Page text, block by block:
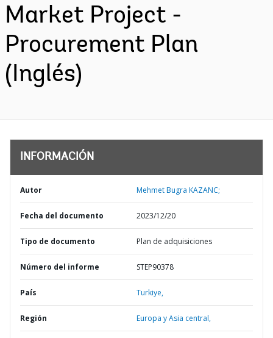
Market Project -
Procurement Plan
(Inglés)
INFORMACIÓN
Autor Mehmet Bugra KAZANC;
Fecha del documento 2023/12/20
Tipo de documento Plan de adquisiciones
Número del informe STEP90378
País Turkiye,
Región Europa y Asia central,